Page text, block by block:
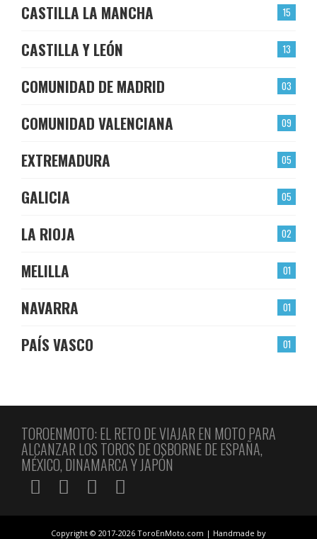
15
CASTILLA LA MANCHA
13
CASTILLA Y LEÓN
03
COMUNIDAD DE MADRID
09
COMUNIDAD VALENCIANA
05
EXTREMADURA
05
GALICIA
02
LA RIOJA
01
MELILLA
01
NAVARRA
01
PAÍS VASCO
TOROENMOTO: EL RETO DE VIAJAR EN MOTO PARA
ALCANZAR LOS TOROS DE OSBORNE DE ESPAÑA,
MÉXICO, DINAMARCA Y JAPÓN
Copyright © 2017-2026 ToroEnMoto.com | Handmade by